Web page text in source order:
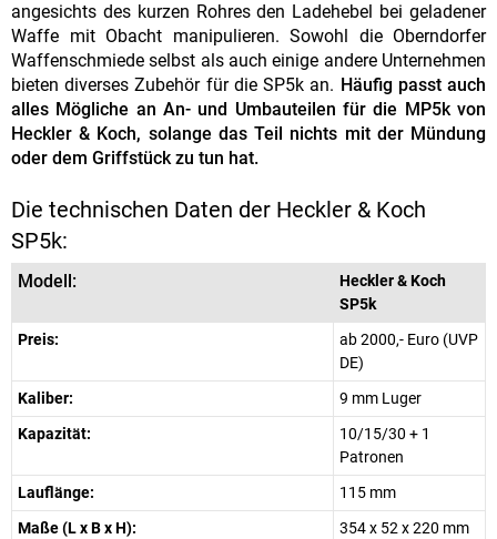
angesichts des kurzen Rohres den Ladehebel bei geladener
Waffe mit Obacht manipulieren. Sowohl die Oberndorfer
Waffenschmiede selbst als auch einige andere Unternehmen
bieten diverses Zubehör für die SP5k an. Häufig passt auch
alles Mögliche an An- und Umbauteilen für die MP5k von
Heckler & Koch, solange das Teil nichts mit der Mündung
oder dem Griffstück zu tun hat.
Die technischen Daten der Heckler & Koch
SP5k:
Modell:
Heckler & Koch
SP5k
Preis:
ab 2000,- Euro (UVP
DE)
Kaliber:
9 mm Luger
Kapazität:
10/15/30 + 1
Patronen
Lauflänge:
115 mm
Maße (L x B x H):
354 x 52 x 220 mm